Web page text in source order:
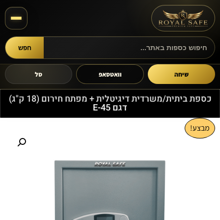
חיפוש מוצרים חפש
שיחה וואטסאפ סל
כספת ביתית/משרדית דיגיטלית + מפתח חירום (18 ק"ג)
דגם E-45
מבצע!